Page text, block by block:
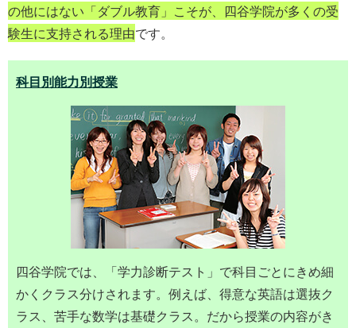
の他にはない「ダブル教育」こそが、四谷学院が多くの受
験生に支持される理由です。
科目別能力別授業
四谷学院では、「学力診断テスト」で科目ごとにきめ細
かくクラス分けされます。例えば、得意な英語は選抜ク
ラス、苦手な数学は基礎クラス。だから授業の内容がき